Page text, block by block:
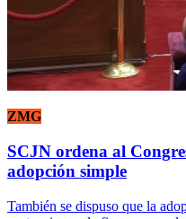
ZMG
SCJN ordena al
adopción simple
También se dispuso que la